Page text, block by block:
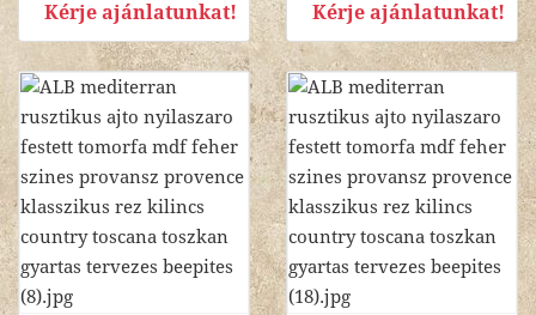
Kérje ajánlatunkat! Kérje ajánlatunkat!